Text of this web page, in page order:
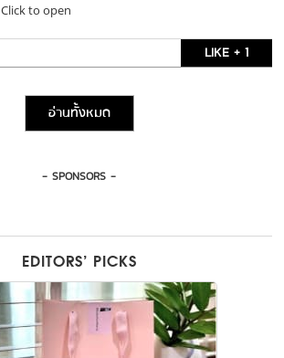
Click to open
LIKE + 1
อ่านทั้งหมด
- SPONSORS -
EDITORS’ PICKS